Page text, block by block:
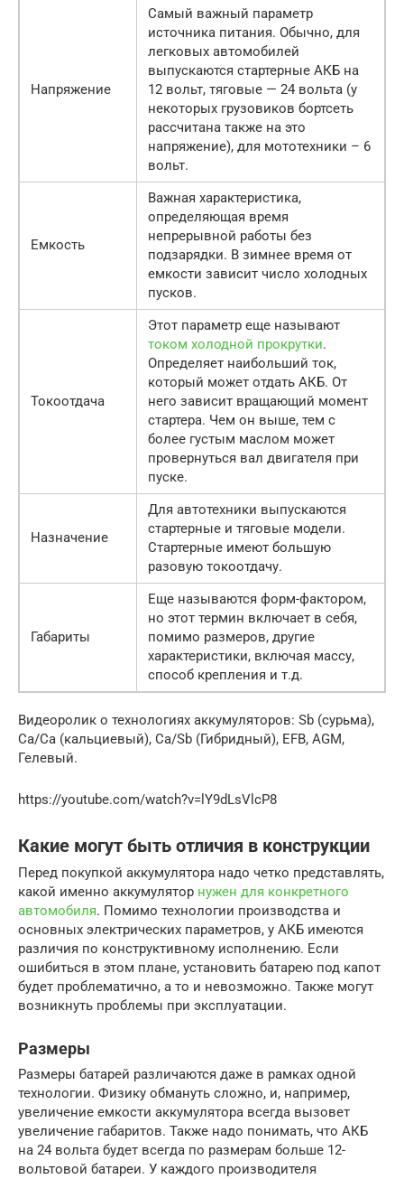
Напряжение
Самый важный параметр
источника питания. Обычно, для
легковых автомобилей
выпускаются стартерные АКБ на
12 вольт, тяговые — 24 вольта (у
некоторых грузовиков бортсеть
рассчитана также на это
напряжение), для мототехники – 6
вольт.
Емкость
Важная характеристика,
определяющая время
непрерывной работы без
подзарядки. В зимнее время от
емкости зависит число холодных
пусков.
Токоотдача
Этот параметр еще называют
током холодной прокрутки.
Определяет наибольший ток,
который может отдать АКБ. От
него зависит вращающий момент
стартера. Чем он выше, тем с
более густым маслом может
провернуться вал двигателя при
пуске.
Назначение
Для автотехники выпускаются
стартерные и тяговые модели.
Стартерные имеют большую
разовую токоотдачу.
Габариты
Еще называются форм-фактором,
но этот термин включает в себя,
помимо размеров, другие
характеристики, включая массу,
способ крепления и т.д.
Видеоролик о технологиях аккумуляторов: Sb (сурьма),
Ca/Ca (кальциевый), Ca/Sb (Гибридный), EFB, AGM,
Гелевый.
https://youtube.com/watch?v=lY9dLsVlcP8
Какие могут быть отличия в конструкции
Перед покупкой аккумулятора надо четко представлять,
какой именно аккумулятор нужен для конкретного
автомобиля. Помимо технологии производства и
основных электрических параметров, у АКБ имеются
различия по конструктивному исполнению. Если
ошибиться в этом плане, установить батарею под капот
будет проблематично, а то и невозможно. Также могут
возникнуть проблемы при эксплуатации.
Размеры
Размеры батарей различаются даже в рамках одной
технологии. Физику обмануть сложно, и, например,
увеличение емкости аккумулятора всегда вызовет
увеличение габаритов. Также надо понимать, что АКБ
на 24 вольта будет всегда по размерам больше 12-
вольтовой батареи. У каждого производителя